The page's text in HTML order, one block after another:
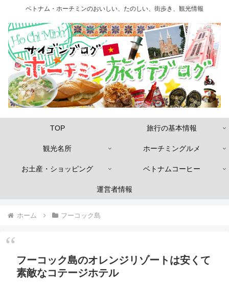
ベトナム・ホーチミンのおいしい、たのしい、街歩き、観光情報
TOP 旅行の基本情報
観光名所 ホーチミングルメ
お土産・ショッピング ベトナムコーヒー
運営者情報
ホーム フーコック島
フーコック島のオレンジリゾートは安くて
素敵なコテージホテル